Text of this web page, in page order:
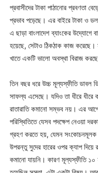
প্রবাসীদের টাকা পাঠানোর প্রবণতা
প্রভাব পড়েছে। এর বাইরে টাকা ও
এ ছাড়া বাংলাদেশ ব্যাংকের উদ্যোগে
হয়েছে, সেটাও ঠিকঠাক কাজ
খাতে একটি ভালো অবস্থা বিরাজ
তিন বছর ধরে উচ্চ মূল্যস্ফীতি ডাবল
সাফল্য এসেছে। যদিও তা ধীরে ধীরে
রাতারাতি কমানো সম্ভব নয়। এর
পরিস্থিতিতে যেসব পদক্ষেপ নেওয়া
গ্রহণ করতে হয়, যেমন সংকোচনমূলক
উপরন্তু সুদের হারের ওপর ক্যাপ দিয়ে
কমানো যায়নি। কারণ মূল্যস্ফীতি